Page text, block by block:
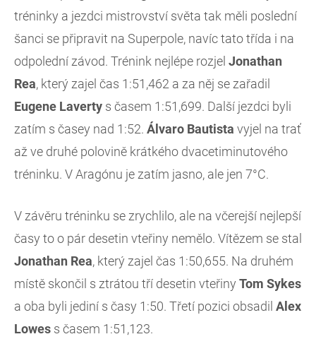
tréninky a jezdci mistrovství světa tak měli poslední
šanci se připravit na Superpole, navíc tato třída i na
odpolední závod. Trénink nejlépe rozjel Jonathan
Rea, který zajel čas 1:51,462 a za něj se zařadil
Eugene Laverty s časem 1:51,699. Další jezdci byli
zatím s časey nad 1:52. Álvaro Bautista vyjel na trať
až ve druhé polovině krátkého dvacetiminutového
tréninku. V Aragónu je zatím jasno, ale jen 7°C.
V závěru tréninku se zrychlilo, ale na včerejší nejlepší
časy to o pár desetin vteřiny nemělo. Vítězem se stal
Jonathan Rea, který zajel čas 1:50,655. Na druhém
místě skončil s ztrátou tří desetin vteřiny Tom Sykes
a oba byli jediní s časy 1:50. Třetí pozici obsadil Alex
Lowes s časem 1:51,123.